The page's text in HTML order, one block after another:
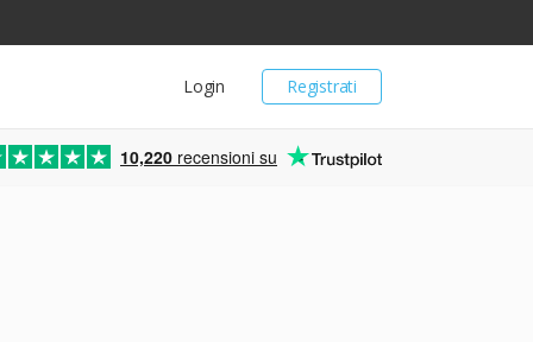
Registrati
Login
10,220 recensioni su